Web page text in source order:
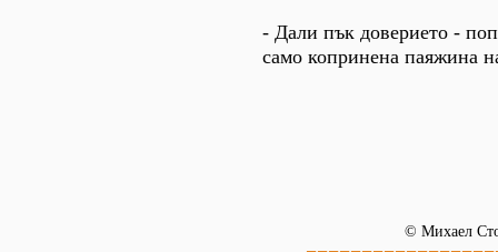
- Дали пък доверието -
само копринена паяжина
© Михаел